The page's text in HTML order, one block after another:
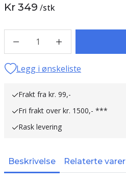
Kr 349 /stk
1
Legg i ønskeliste
Frakt fra kr. 99,-
Fri frakt over kr. 1500,- ***
Rask levering
Beskrivelse Relaterte varer